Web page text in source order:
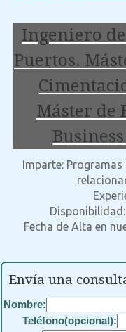
Ingeniero
Puertos.
Máster de
Imparte:
Fecha de Alta en
Envía una
Nombre:
Teléfono(opcional):